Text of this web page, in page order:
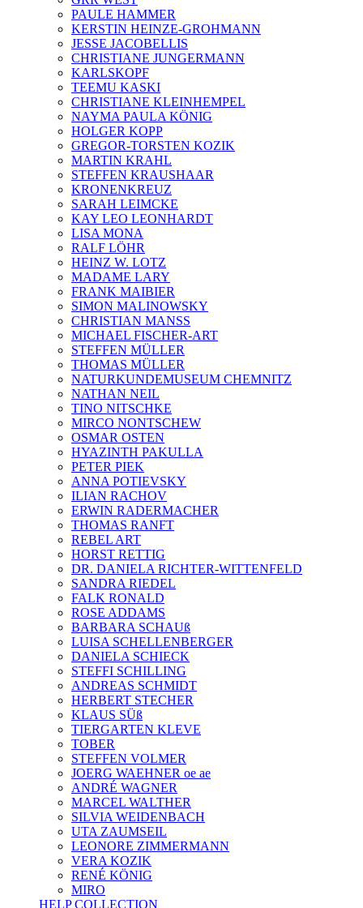
PAULE HAMMER
KERSTIN HEINZE-GROHMANN
JESSE JACOBELLIS
CHRISTIANE JUNGERMANN
KARLSKOPF
TEEMU KASKI
CHRISTIANE KLEINHEMPEL
NAYMA PAULA KÖNIG
HOLGER KOPP
GREGOR-TORSTEN KOZIK
MARTIN KRAHL
STEFFEN KRAUSHAAR
KRONENKREUZ
SARAH LEIMCKE
KAY LEO LEONHARDT
LISA MONA
RALF LÖHR
HEINZ W. LOTZ
MADAME LARY
FRANK MAIBIER
SIMON MALINOWSKY
CHRISTIAN MANSS
MICHAEL FISCHER-ART
STEFFEN MÜLLER
THOMAS MÜLLER
NATURKUNDEMUSEUM CHEMNITZ
NATHAN NEIL
TINO NITSCHKE
MIRCO NONTSCHEW
OSMAR OSTEN
HYAZINTH PAKULLA
PETER PIEK
ANNA POTIEVSKY
ILIAN RACHOV
ERWIN RADERMACHER
THOMAS RANFT
REBEL ART
HORST RETTIG
DR. DANIELA RICHTER-WITTENFELD
SANDRA RIEDEL
FALK RONALD
ROSE ADDAMS
BARBARA SCHAUß
LUISA SCHELLENBERGER
DANIELA SCHIECK
STEFFI SCHILLING
ANDREAS SCHMIDT
HERBERT STECHER
KLAUS SÜß
TIERGARTEN KLEVE
TOBER
STEFFEN VOLMER
JOERG WAEHNER oe ae
ANDRÉ WAGNER
MARCEL WALTHER
SILVIA WEIDENBACH
UTA ZAUMSEIL
LEONORE ZIMMERMANN
VERA KOZIK
RENÉ KÖNIG
MIRO
HELP COLLECTION